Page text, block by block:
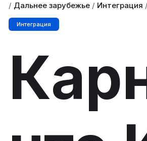
/ Дальнее зарубежье / Интеграция /
Интеграция